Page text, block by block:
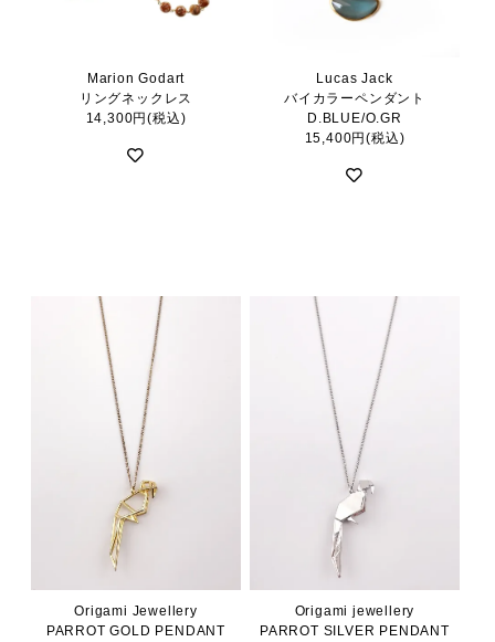
Marion Godart
リングネックレス
14,300円(税込)
Lucas Jack
バイカラーペンダント
D.BLUE/O.GR
15,400円(税込)
Origami Jewellery
PARROT GOLD PENDANT
Origami jewellery
PARROT SILVER PENDANT